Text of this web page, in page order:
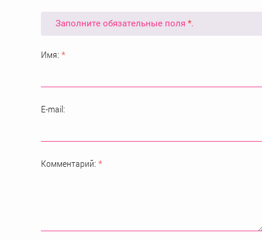
Заполните обязательные поля *.
Имя: *
E-mail:
Комментарий: *